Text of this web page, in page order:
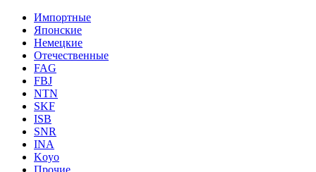
Импортные
Японские
Немецкие
Отечественные
FAG
FBJ
NTN
SKF
ISB
SNR
INA
Koyo
Прочие